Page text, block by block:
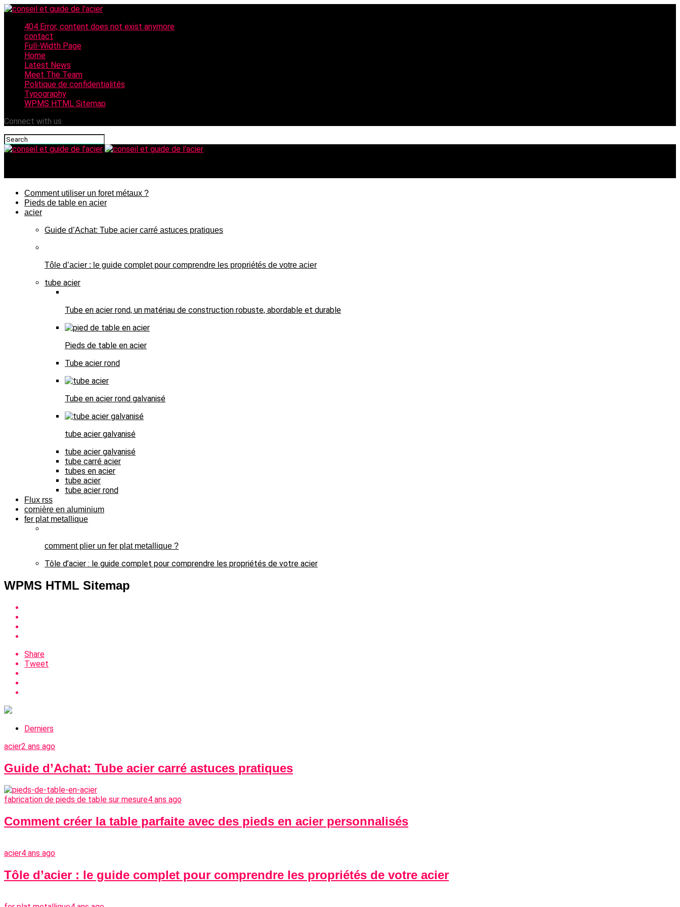
404 Error, content does not exist anymore
contact
Full-Width Page
Home
Latest News
Meet The Team
Politique de confidentialités
Typography
WPMS HTML Sitemap
Connect with us
Comment utiliser un foret métaux ?
Pieds de table en acier
acier
Guide d’Achat: Tube acier carré astuces pratiques
Tôle d’acier : le guide complet pour comprendre les propriétés de votre acier
tube acier
Tube en acier rond, un matériau de construction robuste, abordable et durable
Pieds de table en acier
Tube acier rond
Tube en acier rond galvanisé
tube acier galvanisé
tube acier galvanisé
tube carré acier
tubes en acier
tube acier
tube acier rond
Flux rss
cornière en aluminium
fer plat metallique
comment plier un fer plat metallique ?
Tôle d’acier : le guide complet pour comprendre les propriétés de votre acier
WPMS HTML Sitemap
Share
Tweet
Derniers
acier2 ans ago
Guide d’Achat: Tube acier carré astuces pratiques
fabrication de pieds de table sur mesure4 ans ago
Comment créer la table parfaite avec des pieds en acier personnalisés
acier4 ans ago
Tôle d’acier : le guide complet pour comprendre les propriétés de votre acier